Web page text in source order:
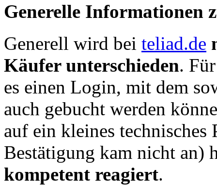
Generelle Informationen
Generell wird bei teliad.de
Käufer unterschieden.
es einen Login, mit dem
auch gebucht werden
auf ein kleines
Bestätigung kam nicht an)
kompetent reagiert.